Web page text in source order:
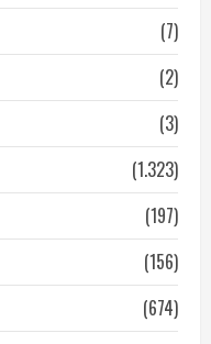
(7)
(2)
(3)
(1.323)
(197)
(156)
(674)